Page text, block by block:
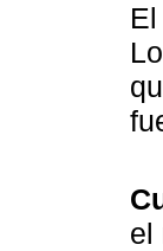
el